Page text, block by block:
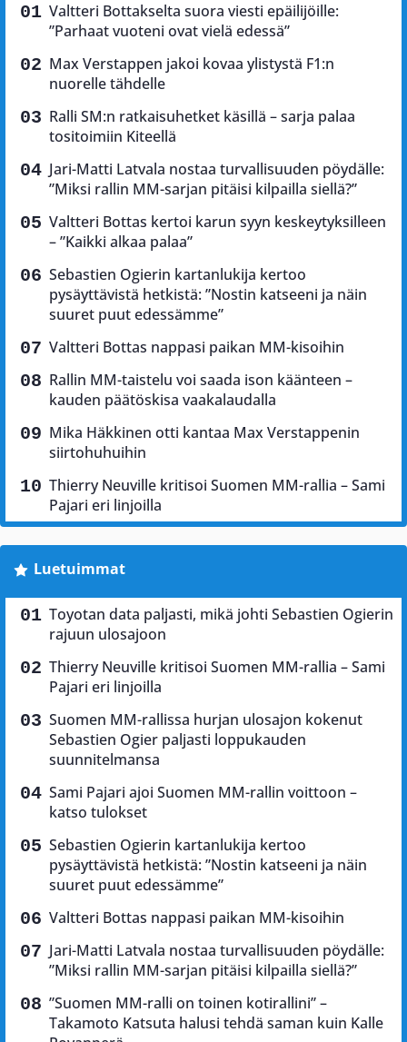
Valtteri Bottakselta suora viesti epäilijöille:
”Parhaat vuoteni ovat vielä edessä”
Max Verstappen jakoi kovaa ylistystä F1:n
nuorelle tähdelle
Ralli SM:n ratkaisuhetket käsillä – sarja palaa
tositoimiin Kiteellä
Jari-Matti Latvala nostaa turvallisuuden pöydälle:
”Miksi rallin MM-sarjan pitäisi kilpailla siellä?”
Valtteri Bottas kertoi karun syyn keskeytyksilleen
– ”Kaikki alkaa palaa”
Sebastien Ogierin kartanlukija kertoo
pysäyttävistä hetkistä: ”Nostin katseeni ja näin
suuret puut edessämme”
Valtteri Bottas nappasi paikan MM-kisoihin
Rallin MM-taistelu voi saada ison käänteen –
kauden päätöskisa vaakalaudalla
Mika Häkkinen otti kantaa Max Verstappenin
siirtohuhuihin
Thierry Neuville kritisoi Suomen MM-rallia – Sami
Pajari eri linjoilla
Luetuimmat
Toyotan data paljasti, mikä johti Sebastien Ogierin
rajuun ulosajoon
Thierry Neuville kritisoi Suomen MM-rallia – Sami
Pajari eri linjoilla
Suomen MM-rallissa hurjan ulosajon kokenut
Sebastien Ogier paljasti loppukauden
suunnitelmansa
Sami Pajari ajoi Suomen MM-rallin voittoon –
katso tulokset
Sebastien Ogierin kartanlukija kertoo
pysäyttävistä hetkistä: ”Nostin katseeni ja näin
suuret puut edessämme”
Valtteri Bottas nappasi paikan MM-kisoihin
Jari-Matti Latvala nostaa turvallisuuden pöydälle:
”Miksi rallin MM-sarjan pitäisi kilpailla siellä?”
”Suomen MM-ralli on toinen kotirallini” –
Takamoto Katsuta halusi tehdä saman kuin Kalle